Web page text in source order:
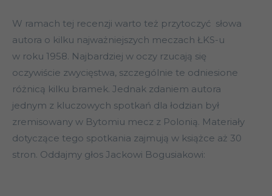
W ramach tej recenzji warto też przytoczyć słowa
autora o kilku najważniejszych meczach ŁKS-u
w roku 1958. Najbardziej w oczy rzucają się
oczywiście zwycięstwa, szczególnie te odniesione
różnicą kilku bramek. Jednak zdaniem autora
jednym z kluczowych spotkań dla łodzian był
zremisowany w Bytomiu mecz z Polonią. Materiały
dotyczące tego spotkania zajmują w książce aż 30
stron. Oddajmy głos Jackowi Bogusiakowi: